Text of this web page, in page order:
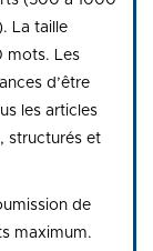
La taille
mots. Les
d’être
les articles
structurés et
de
maximum.